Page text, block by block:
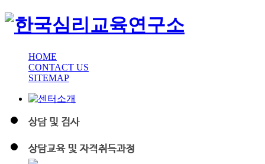
HOME
CONTACT US
SITEMAP